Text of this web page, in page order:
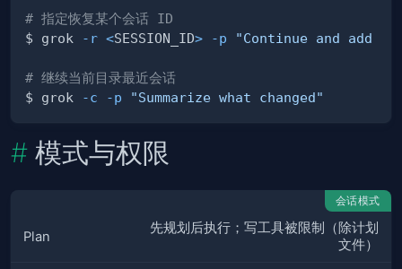
# 指定恢复某个会话 ID
$ grok
-r <SESSION_ID> -p "Continue and add
# 继续当前目录最近会话
$ grok
-c -p "Summarize what changed"
模式与权限
会话模式
Plan
先规划后执行；写工具被限制（除计划
文件）